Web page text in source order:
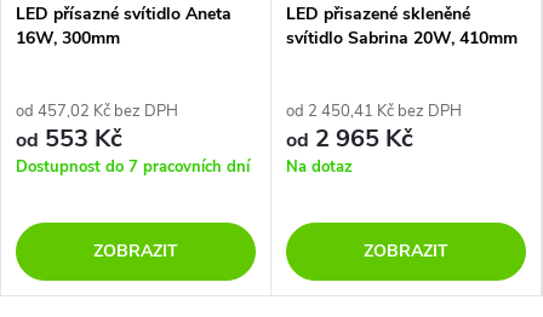
LED přísazné svítidlo Aneta
16W, 300mm
od 457,02 Kč bez DPH
od 553 Kč
Dostupnost do 7 pracovních dní
ZOBRAZIT
LED přisazené skleněné
svítidlo Sabrina 20W, 410mm
od 2 450,41 Kč bez DPH
od 2 965 Kč
Na dotaz
ZOBRAZIT